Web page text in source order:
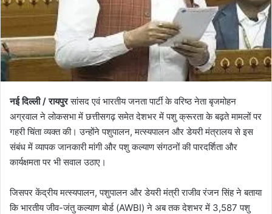
नई दिल्ली / रायपुरसांसद एवं भारतीय जनता पार्टी के वरिष्ठ नेता बृजमोहन
अग्रवाल ने लोकसभा में छत्तीसगढ़ समेत देशभर में पशु क्रूरता के बढ़ते मामलों पर
गहरी चिंता व्यक्त की। उन्होंने पशुपालन, मत्स्यपालन और डेयरी मंत्रालय से इस
संबंध में व्यापक जानकारी मांगी और पशु कल्याण संगठनों की पारदर्शिता और
कार्यक्षमता पर भी सवाल उठाए।
जिसपर केंद्रीय मत्स्यपालन, पशुपालन और डेयरी मंत्री राजीव रंजन सिंह ने बताया
कि भारतीय जीव-जंतु कल्याण बोर्ड (AWBI) ने अब तक देशभर में 3,587 पशु